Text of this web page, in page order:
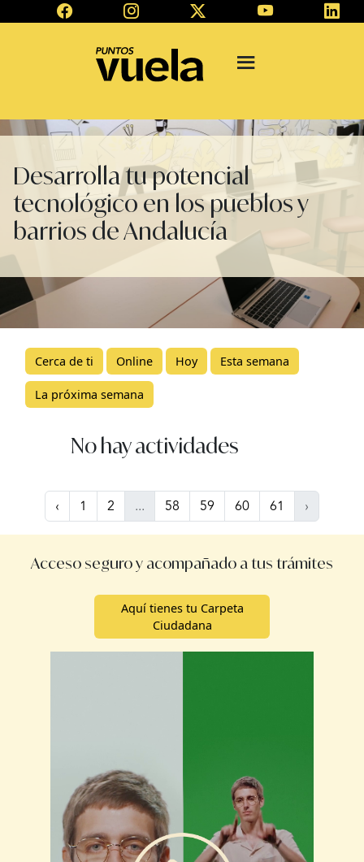
Desarrolla tu potencial
tecnológico en los pueblos y
barrios de Andalucía
Cerca de ti Online Hoy Esta semana
La próxima semana
No hay actividades
‹ 1 2 ... 58 59 60 61 ›
Acceso seguro y acompañado a tus trámites
Aquí tienes tu Carpeta
Ciudadana